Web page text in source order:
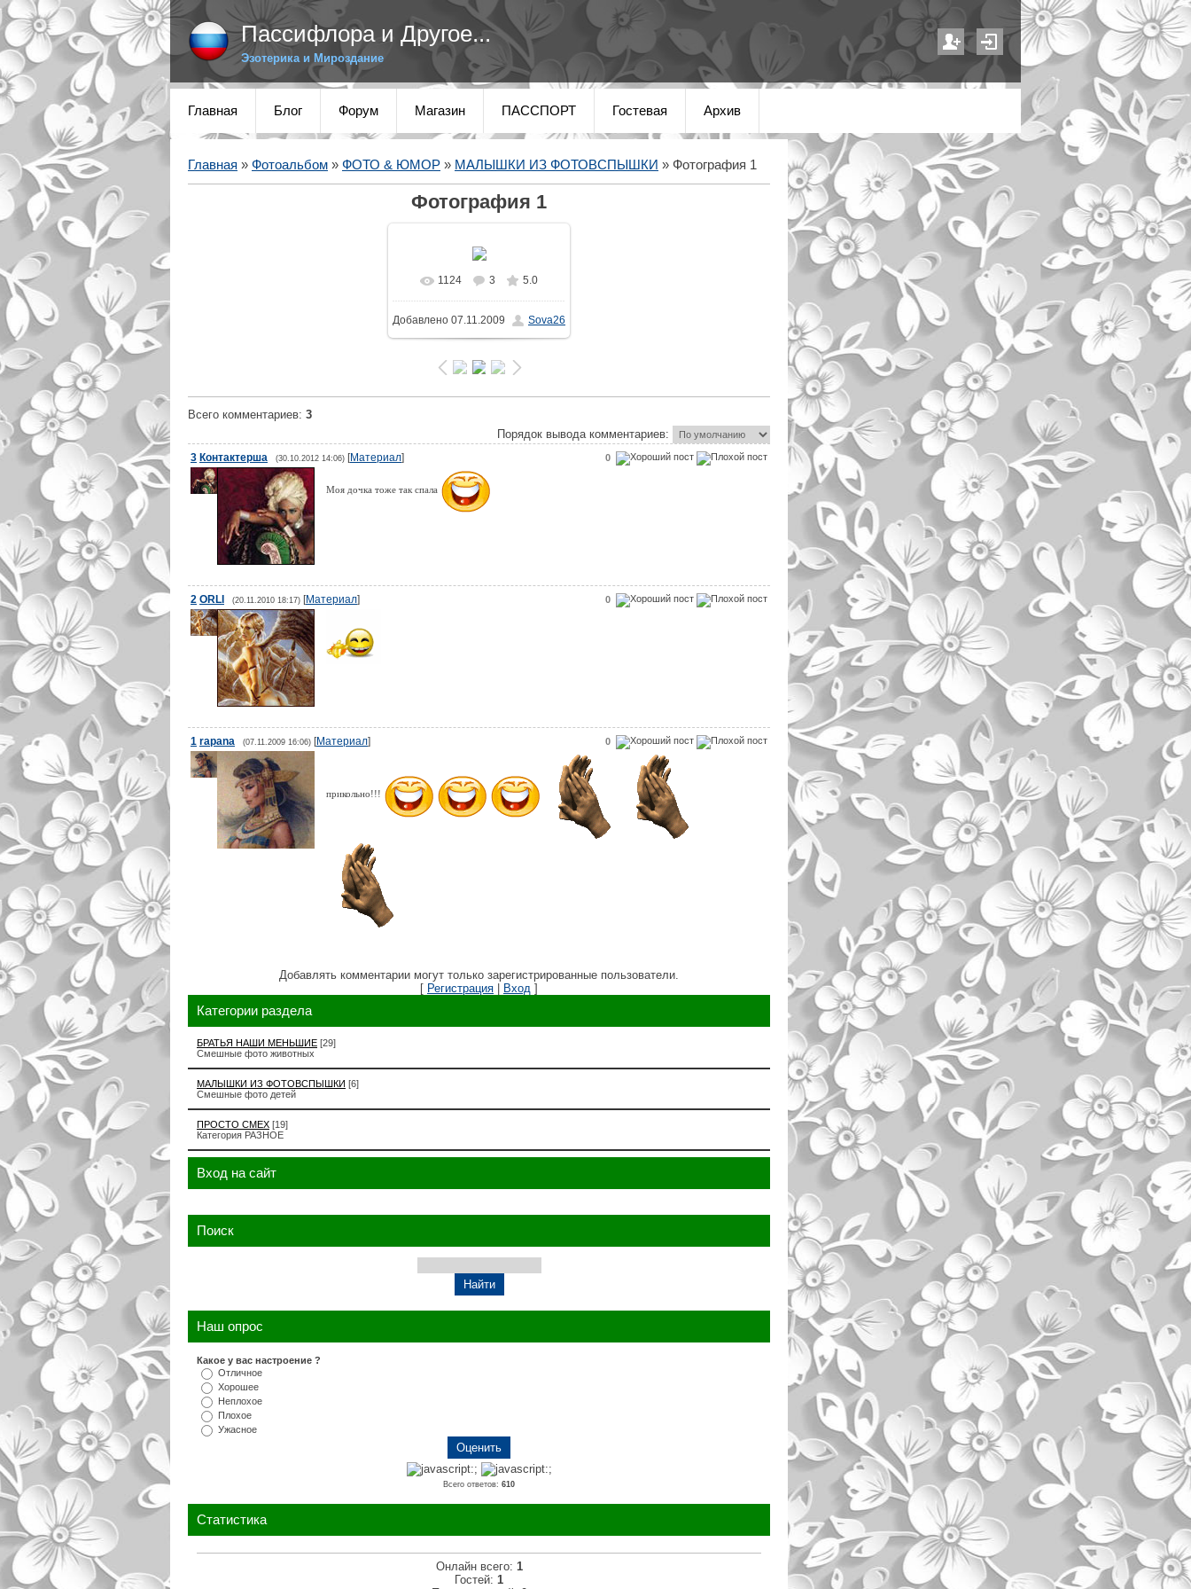
Пассифлора и Другое...
Эзотерика и Мироздание
Главная Блог Форум Магазин ПАССПОРТ Гостевая Архив
Главная » Фотоальбом » ФОТО & ЮМОР » МАЛЫШКИ ИЗ ФОТОВСПЫШКИ » Фотография 1
Фотография 1
В реальном размере
600x374/ 30.3Kb
1124 3 5.0
Добавлено 07.11.2009 Sova26
Всего комментариев: 3
Порядок вывода комментариев:
0
3 Контактерша (30.10.2012 14:06) [Материал]
Моя дочка тоже так спала
0
2 ORLI (20.11.2010 18:17) [Материал]
0
1 rapana (07.11.2009 16:06) [Материал]
прикольно!!!
Добавлять комментарии могут только зарегистрированные пользователи.
[ Регистрация Вход ]
Категории раздела
БРАТЬЯ НАШИ МЕНЬШИЕ [29]
Смешные фото животных
МАЛЫШКИ ИЗ ФОТОВСПЫШКИ [6]
Смешные фото детей
ПРОСТО СМЕХ [19]
Категория РАЗНОЕ
Вход на сайт
Поиск
Наш опрос
Какое у вас настроение ?
Отличное
Хорошее
Неплохое
Плохое
Ужасное
Всего ответов: 610
Статистика
Онлайн всего: 1
Гостей: 1